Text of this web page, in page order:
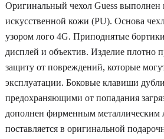
Оригинальный чехол Guess выполнен
искусственной кожи (PU). Основа
узором лого 4G. Приподнятые
дисплей и объектив. Изделие плотно
защиту от повреждений, которые
эксплуатации. Боковые клавиши
предохраняющими от попадания
дополнен фирменным металлическим
поставляется в оригинальной